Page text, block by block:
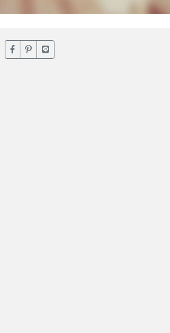
臉書分享(另開新視窗)
噗浪分享(另開新視窗)
Line分享(另開新視窗)